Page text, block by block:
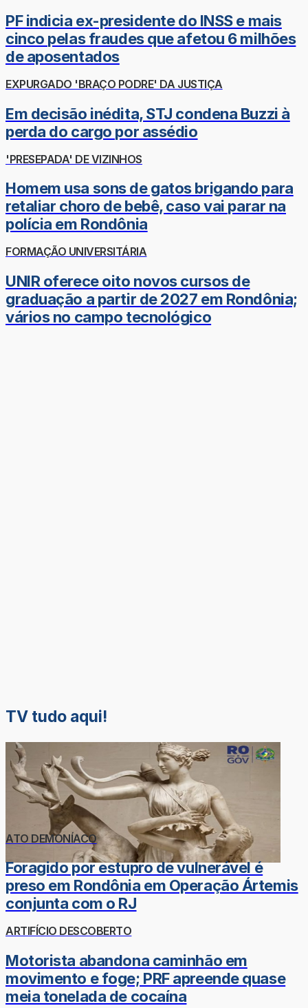
PF indicia ex-presidente do INSS e mais
cinco pelas fraudes que afetou 6 milhões
de aposentados
EXPURGADO 'BRAÇO PODRE' DA JUSTIÇA
Em decisão inédita, STJ condena Buzzi à
perda do cargo por assédio
'PRESEPADA' DE VIZINHOS
Homem usa sons de gatos brigando para
retaliar choro de bebê, caso vai parar na
polícia em Rondônia
FORMAÇÃO UNIVERSITÁRIA
UNIR oferece oito novos cursos de
graduação a partir de 2027 em Rondônia;
vários no campo tecnológico
TV tudo aqui!
ATO DEMONÍACO
Foragido por estupro de vulnerável é
preso em Rondônia em Operação Ártemis
conjunta com o RJ
ARTIFÍCIO DESCOBERTO
Motorista abandona caminhão em
movimento e foge; PRF apreende quase
meia tonelada de cocaína